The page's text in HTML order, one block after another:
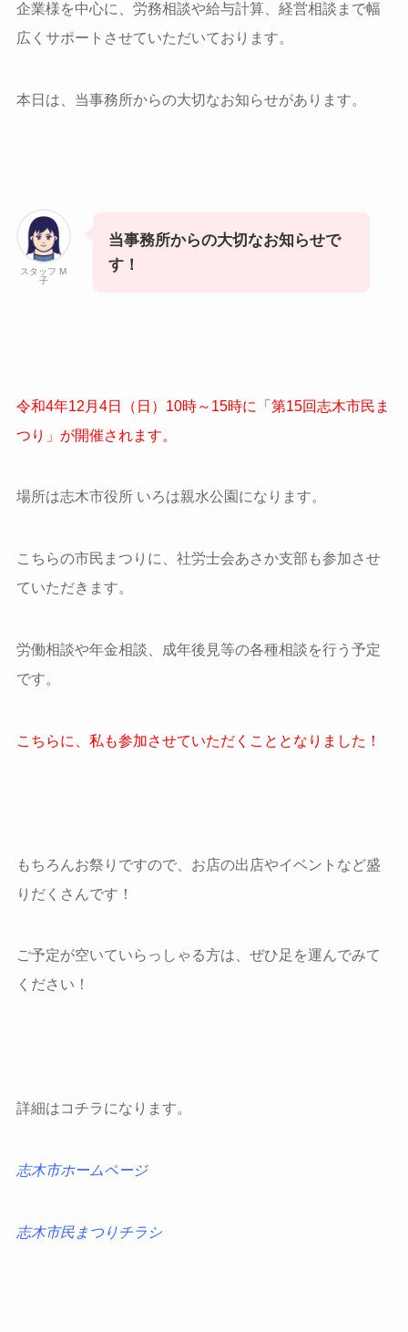
企業様を中心に、労務相談や給与計算、経営相談まで幅
広くサポートさせていただいております。
本日は、当事務所からの大切なお知らせがあります。
スタッフ M
子
当事務所からの大切なお知らせで
す！
令和4年12月4日（日）10時～15時に「第15回志木市民ま
つり」が開催されます。
場所は志木市役所 いろは親水公園になります。
こちらの市民まつりに、社労士会あさか支部も参加させ
ていただきます。
労働相談や年金相談、成年後見等の各種相談を行う予定
です。
こちらに、私も参加させていただくこととなりました！
もちろんお祭りですので、お店の出店やイベントなど盛
りだくさんです！
ご予定が空いていらっしゃる方は、ぜひ足を運んでみて
ください！
詳細はコチラになります。
志木市ホームページ
志木市民まつりチラシ